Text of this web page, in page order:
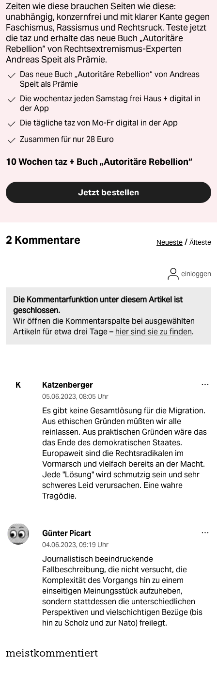
Zeiten wie diese brauchen Seiten wie diese:
unabhängig, konzernfrei und mit klarer Kante gegen
Faschismus, Rassismus und Rechtsruck. Teste jetzt
die taz und erhalte das neue Buch „Autoritäre
Rebellion“ von Rechtsextremismus-Experten
Andreas Speit als Prämie.
Das neue Buch „Autoritäre Rebellion“ von Andreas
Speit als Prämie
Die wochentaz jeden Samstag frei Haus + digital in
der App
Die tägliche taz von Mo-Fr digital in der App
Zusammen für nur 28 Euro
10 Wochen taz + Buch „Autoritäre Rebellion“
Jetzt bestellen
2 Kommentare Neueste / Älteste
Die Kommentarfunktion unter diesem Artikel ist
geschlossen.
Wir öffnen die Kommentarspalte bei ausgewählten
Artikeln für etwa drei Tage – hier sind sie zu finden.
einloggen
K Katzenberger
05.06.2023, 08:05 Uhr
Es gibt keine Gesamtlösung für die Migration.
Aus ethischen Gründen müßten wir alle
reinlassen. Aus praktischen Gründen wäre das
das Ende des demokratischen Staates.
Europaweit sind die Rechtsradikalen im
Vormarsch und vielfach bereits an der Macht.
Jede "Lösung" wird schmutzig sein und sehr
schweres Leid verursachen. Eine wahre
Tragödie.
Günter Picart
04.06.2023, 09:19 Uhr
Journalistisch beeindruckende
Fallbeschreibung, die nicht versucht, die
Komplexität des Vorgangs hin zu einem
einseitigen Meinungsstück aufzuheben,
sondern stattdessen die unterschiedlichen
Perspektiven und vielschichtigen Bezüge (bis
hin zu Scholz und zur Nato) freilegt.
meistkommentiert